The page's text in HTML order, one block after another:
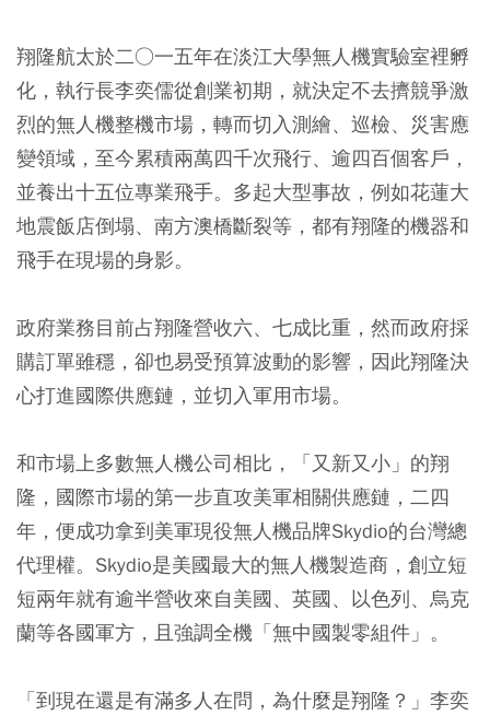
翔隆航太於二○一五年在淡江大學無人機實驗室裡孵
化，執行長李奕儒從創業初期，就決定不去擠競爭激
烈的無人機整機市場，轉而切入測繪、巡檢、災害應
變領域，至今累積兩萬四千次飛行、逾四百個客戶，
並養出十五位專業飛手。多起大型事故，例如花蓮大
地震飯店倒塌、南方澳橋斷裂等，都有翔隆的機器和
飛手在現場的身影。
政府業務目前占翔隆營收六、七成比重，然而政府採
購訂單雖穩，卻也易受預算波動的影響，因此翔隆決
心打進國際供應鏈，並切入軍用市場。
和市場上多數無人機公司相比，「又新又小」的翔
隆，國際市場的第一步直攻美軍相關供應鏈，二四
年，便成功拿到美軍現役無人機品牌Skydio的台灣總
代理權。Skydio是美國最大的無人機製造商，創立短
短兩年就有逾半營收來自美國、英國、以色列、烏克
蘭等各國軍方，且強調全機「無中國製零組件」。
「到現在還是有滿多人在問，為什麼是翔隆？」李奕